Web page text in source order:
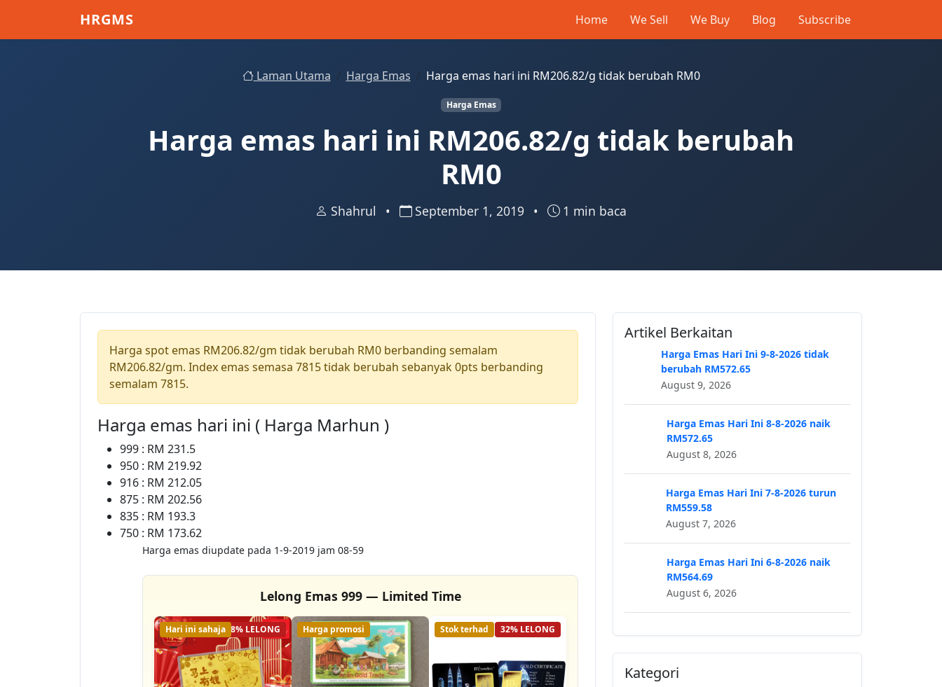
HRGMS Home We Sell We Buy Blog Subscribe
Laman Utama Harga Emas Harga emas hari ini RM206.82/g tidak berubah RM0
Harga Emas
Harga emas hari ini RM206.82/g tidak berubah
RM0
Shahrul • September 1, 2019 • 1 min baca
Harga spot emas RM206.82/gm tidak berubah RM0 berbanding semalam
RM206.82/gm. Index emas semasa 7815 tidak berubah sebanyak 0pts berbanding
semalam 7815.
Harga emas hari ini ( Harga Marhun )
999 : RM 231.5
950 : RM 219.92
916 : RM 212.05
875 : RM 202.56
835 : RM 193.3
750 : RM 173.62
Harga emas diupdate pada 1-9-2019 jam 08-59
Lelong Emas 999 — Limited Time
18% LELONG
Hari ini sahaja Harga promosi 32% LELONG
Stok terhad
Artikel Berkaitan
Harga Emas Hari Ini 9-8-2026 tidak
berubah RM572.65
August 9, 2026
Harga Emas Hari Ini 8-8-2026 naik
RM572.65
August 8, 2026
Harga Emas Hari Ini 7-8-2026 turun
RM559.58
August 7, 2026
Harga Emas Hari Ini 6-8-2026 naik
RM564.69
August 6, 2026
Kategori